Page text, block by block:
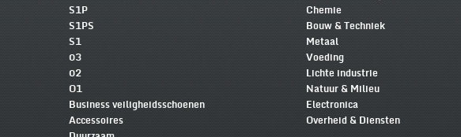
S1P
S1PS
S1
03
02
O1
Business veiligheidsschoenen
Accessoires
Chemie
Bouw & Techniek
Metaal
Voeding
Lichte industrie
Natuur & Milieu
Electronica
Overheid & Diensten